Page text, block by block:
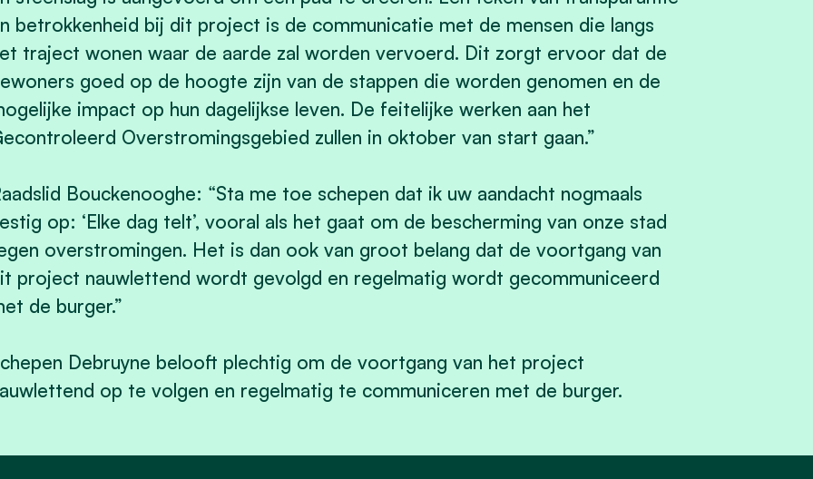
betrokkenheid bij dit project is de communicatie met de mensen die langs
traject wonen waar de aarde zal worden vervoerd. Dit zorgt ervoor dat de
goed op de hoogte zijn van de stappen die worden genomen en de
impact op hun dagelijkse leven. De feitelijke werken aan het
Overstromingsgebied zullen in oktober van start gaan.”
Bouckenooghe: “Sta me toe schepen dat ik uw aandacht nogmaals
op: ‘Elke dag telt’, vooral als het gaat om de bescherming van onze stad
overstromingen. Het is dan ook van groot belang dat de voortgang van
project nauwlettend wordt gevolgd en regelmatig wordt gecommuniceerd
de burger.”
Debruyne belooft plechtig om de voortgang van het project
op te volgen en regelmatig te communiceren met de burger.